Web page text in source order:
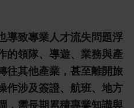
導致專業人才流失問題浮
的領隊、導遊、業務與產
往其他產業，甚至離開旅
作涉及簽證、航班、地方
，需長期累積專業知識與